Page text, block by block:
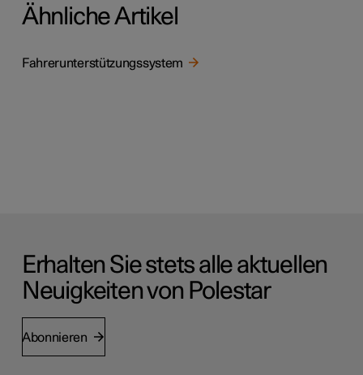
Ähnliche Artikel
Fahrerunterstützungssystem
Erhalten Sie stets alle aktuellen
Neuigkeiten von Polestar
Abonnieren